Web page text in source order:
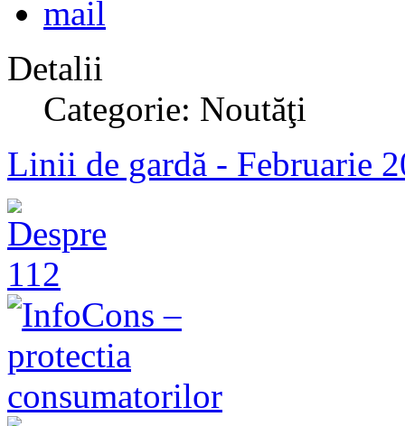
Detalii
Categorie: Noutăţi
Linii de gardă - Februarie